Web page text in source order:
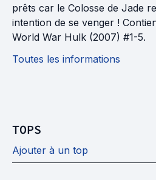
prêts car le Colosse de Jade
intention de se venger !
World War Hulk (2007) #1-5.
Toutes les informations
TOPS
Ajouter à un top